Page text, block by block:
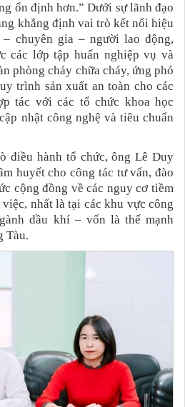
ổn định hơn.”Dưới sự lãnh đạo
khẳng định vai trò kết nối hiệu
– chuyên gia – người lao động,
các lớp tập huấn nghiệp vụ và
phòng cháy chữa cháy, ứng phó
trình sản xuất an toàn cho các
tác với các tổ chức khoa học
nhật công nghệ và tiêu chuẩn
điều hành tổ chức, ông Lê Duy
huyết cho công tác tư vấn, đào
cộng đồng về các nguy cơ tiềm
nhất là tại các khu vực công
dầu khí – vốn là thế mạnh
Tàu.